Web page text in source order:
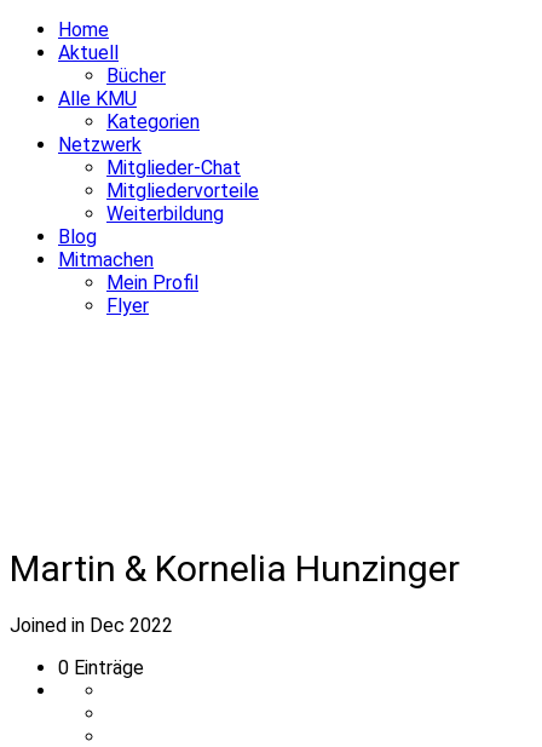
Home
Aktuell
Bücher
Alle KMU
Kategorien
Netzwerk
Mitglieder-Chat
Mitgliedervorteile
Weiterbildung
Blog
Mitmachen
Mein Profil
Flyer
Martin & Kornelia Hunzinger
Joined in Dec 2022
0 Einträge